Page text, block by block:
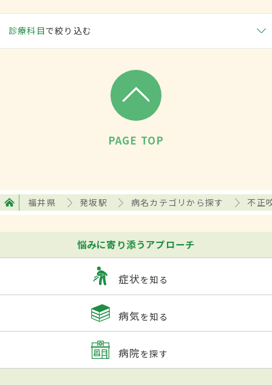
診療科目で絞り込む
PAGE TOP
福井県 発坂駅 病名カテゴリから探す 不正
悩みに寄り添うアプローチ
症状を知る
病気を知る
病院を探す